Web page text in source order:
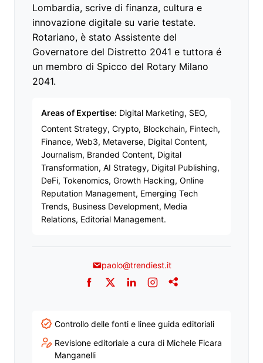
Lombardia, scrive di finanza, cultura e
innovazione digitale su varie testate.
Rotariano, è stato Assistente del
Governatore del Distretto 2041 e tuttora é
un membro di Spicco del Rotary Milano
2041.
Areas of Expertise: Digital Marketing, SEO,
Content Strategy, Crypto, Blockchain, Fintech,
Finance, Web3, Metaverse, Digital Content,
Journalism, Branded Content, Digital
Transformation, AI Strategy, Digital Publishing,
DeFi, Tokenomics, Growth Hacking, Online
Reputation Management, Emerging Tech
Trends, Business Development, Media
Relations, Editorial Management.
paolo@trendiest.it
Facebook
TwitterLinkedInInstagram
Addthis
Controllo delle fonti e linee guida editoriali
Revisione editoriale a cura di Michele Ficara
Manganelli